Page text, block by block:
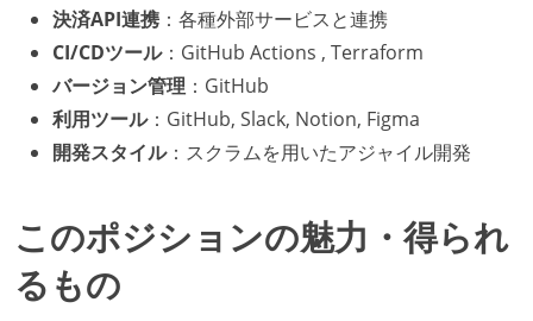
決済API連携 ：各種外部サービスと連携
CI/CDツール：GitHub Actions , Terraform
バージョン管理 ：GitHub
利用ツール：GitHub, Slack, Notion, Figma
開発スタイル：スクラムを用いたアジャイル開発
このポジションの魅力・得られ
るもの